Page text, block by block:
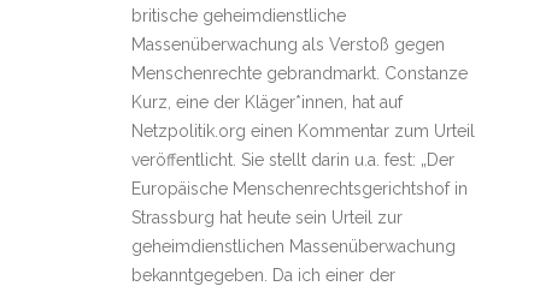
britische geheimdienstliche
Massenüberwachung als Verstoß gegen
Menschenrechte gebrandmarkt. Constanze
Kurz, eine der Kläger*innen, hat auf
Netzpolitik.org einen Kommentar zum Urteil
veröffentlicht. Sie stellt darin u.a. fest: „Der
Europäische Menschenrechtsgerichtshof in
Strassburg hat heute sein Urteil zur
geheimdienstlichen Massenüberwachung
bekanntgegeben. Da ich einer der